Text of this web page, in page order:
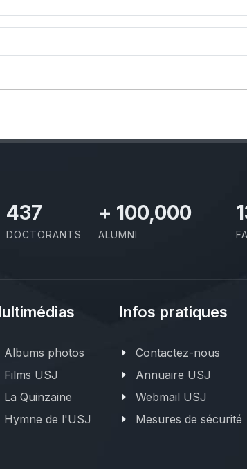
437
DOCTORANTS
+ 100,000
ALUMNI
Albums photos
Films USJ
La Quinzaine
Hymne de l'USJ
Infos pratiques
Contactez-nous
Annuaire USJ
Webmail USJ
Mesures de sécurité